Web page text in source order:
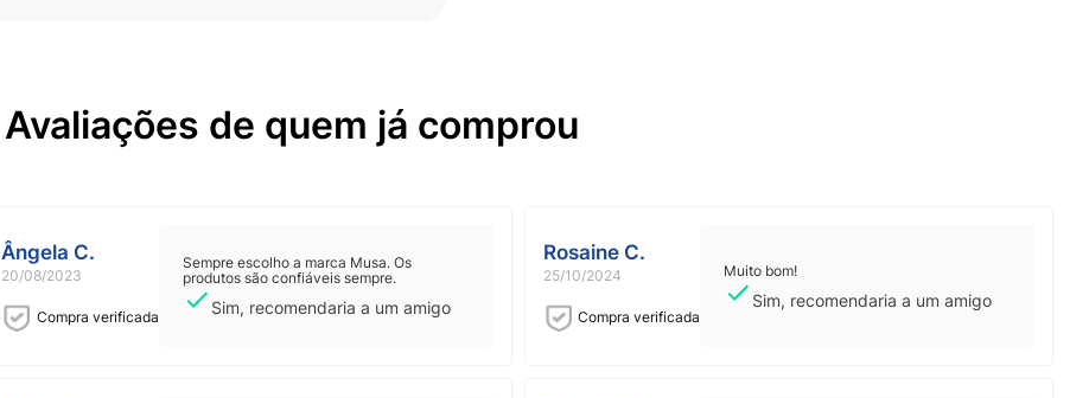
Avaliações de quem já comprou
Ângela C.
20/08/2023
Compra verificada
Sempre escolho a marca Musa. Os
produtos são confiáveis sempre.
Sim, recomendaria a um amigo
Rosaine C.
25/10/2024
Compra verificada
Muito bom!
Sim, recomendaria a um amigo